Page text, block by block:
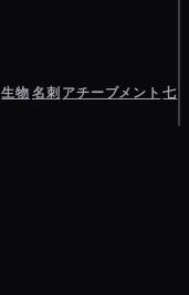
生物名刺 アチーブメント 七